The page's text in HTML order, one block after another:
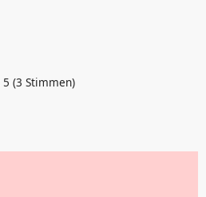
5 (3 Stimmen)